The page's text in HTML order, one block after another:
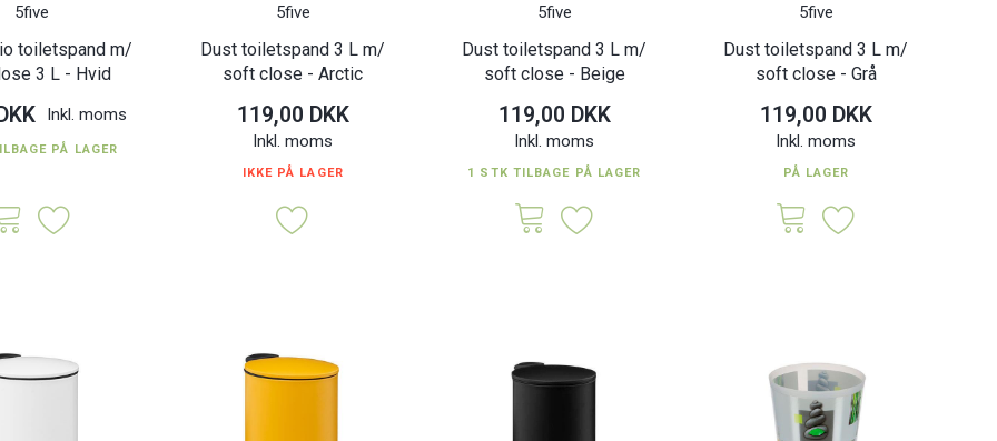
5five
toiletspand m/
3 L - Hvid
Inkl. moms
PÅ LAGER
5five
Dust toiletspand 3 L m/
soft close - Arctic
119,00 DKK
Inkl. moms
IKKE PÅ LAGER
5five
Dust toiletspand 3 L m/
soft close - Beige
119,00 DKK
Inkl. moms
1 STK TILBAGE PÅ LAGER
5five
Dust toiletspand 3 L m/
soft close - Grå
119,00 DKK
Inkl. moms
PÅ LAGER